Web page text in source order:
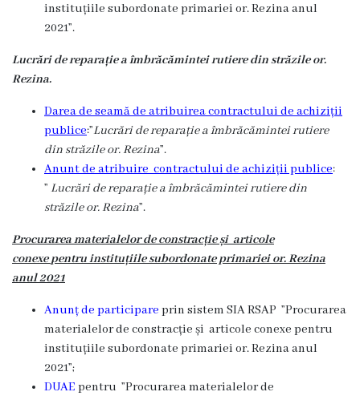
instituțiile subordonate primariei or.Rezina anul
2021”.
Lucrări de reparație a îmbrăcămintei rutiere din străzile or.
Rezina.
Darea de seamă de atribuirea contractului de achiziții
publice:”Lucrări de reparație a îmbrăcămintei rutiere
din străzile or. Rezina”.
Anunt de atribuire contractului de achiziții publice:
” Lucrări de reparație a îmbrăcămintei rutiere din
străzile or. Rezina”.
Procurarea materialelor de constracțieși articole
conexepentru instituțiile subordonate primariei or. Rezina
anul 2021
Anunț de participare prin sistem SIA RSAP ”Procurarea
materialelor de constracție și articole conexe pentru
instituțiile subordonate primariei or. Rezina anul
2021”;
DUAE pentru ”Procurarea materialelor de